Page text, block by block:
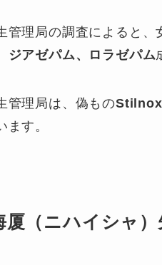
管理局の調査によると
ジアゼパム、ロラゼパム
管理局は、偽もの
ます。
厦（ニハイシャ